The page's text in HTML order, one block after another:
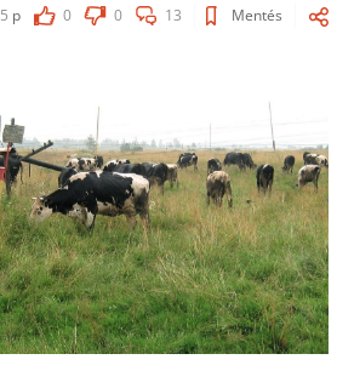
p 0 0 13 Mentés